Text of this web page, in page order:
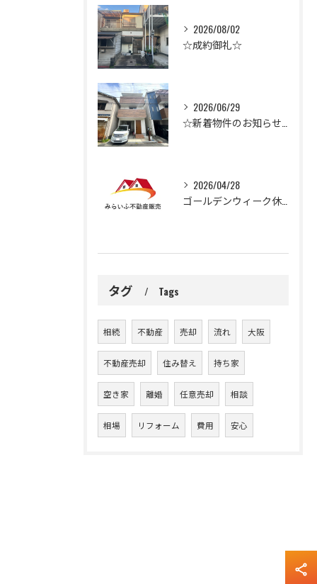
2026/08/02
☆成約御礼☆
2026/06/29
2026/04/28
ゴールデンウィーク休業のお知らせ
タグ Tags
相続 不動産 売却 流れ 大阪
不動産売却 住み替え 持ち家
空き家 離婚 任意売却 相談
相場 リフォーム 費用 安心